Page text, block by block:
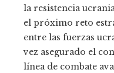
la resistencia
el próximo reto
entre las fuerzas
vez asegurado el
línea de combate